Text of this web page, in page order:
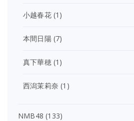
小越春花(1)
本間日陽(7)
真下華穂(1)
西潟茉莉奈 (1)
NMB48 (133)